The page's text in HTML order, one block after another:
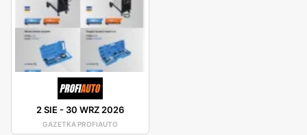
2 SIE- 30 WRZ 2026
GAZETKA PROFIAUTO